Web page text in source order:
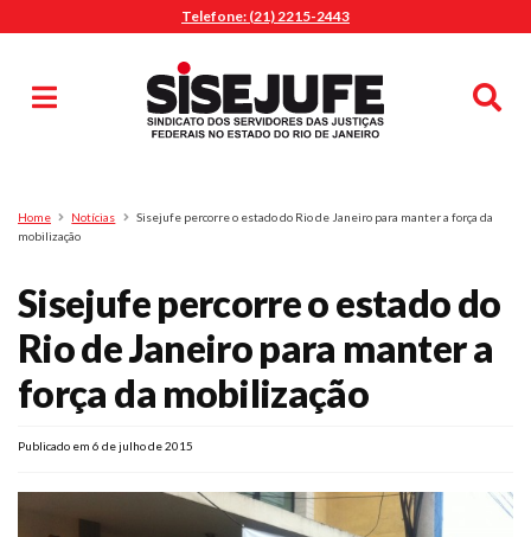
Telefone: (21) 2215-2443
Pesquisa
Home Notícias
Sisejufe percorre o estado do Rio de Janeiro para manter a força da
mobilização
Sisejufe percorre o estado do
Rio de Janeiro para manter a
força da mobilização
Publicado em 6 de julho de 2015
MENU
Sindicalize-se
Jurídico
O Sindicato
Agenda
Casa do Alto
Nossos Convênios
Gympass Wellhub
Seguro Auto